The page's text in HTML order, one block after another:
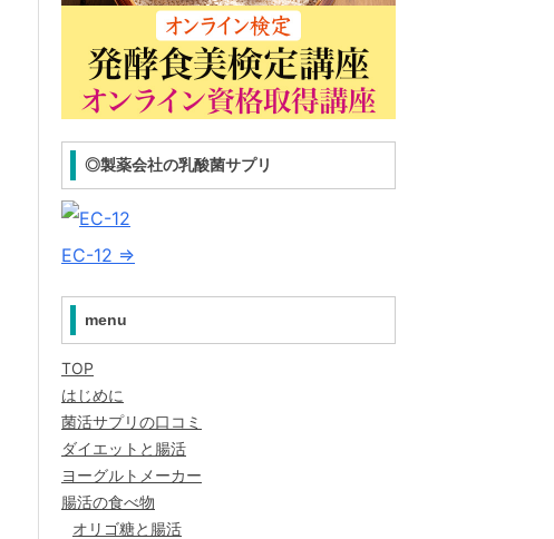
◎製薬会社の乳酸菌サプリ
EC-12 ⇒
menu
TOP
はじめに
菌活サプリの口コミ
ダイエットと腸活
ヨーグルトメーカー
腸活の食べ物
オリゴ糖と腸活